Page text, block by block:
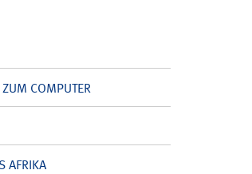
COMPUTER
AFRIKA